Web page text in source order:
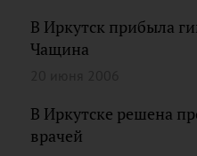
В Иркутск прибыла
Чащина
В Иркутске решена
врачей